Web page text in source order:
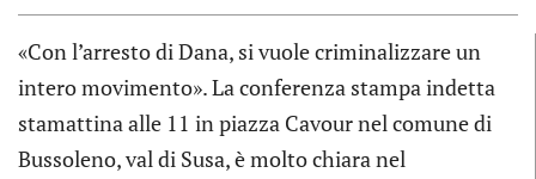
«Con l’arresto di Dana, si vuole criminalizzare un
intero movimento». La conferenza stampa indetta
stamattina alle 11 in piazza Cavour nel comune di
Bussoleno, val di Susa, è molto chiara nel